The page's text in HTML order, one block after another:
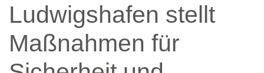
Ludwigshafen stellt
Maßnahmen für